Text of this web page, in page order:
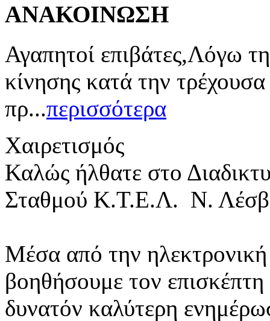
ΑΝΑΚΟΙΝΩΣΗ
Αγαπητοί επιβάτες,Λόγω
κίνησης κατά την
πρ...περισσότερα
Χαιρετισμός
Καλώς ήλθατε στο
Σταθμού Κ.Τ.Ε.Λ. Ν.
Μέσα από την ηλεκτρονική
βοηθήσουμε τον
δυνατόν καλύτερη